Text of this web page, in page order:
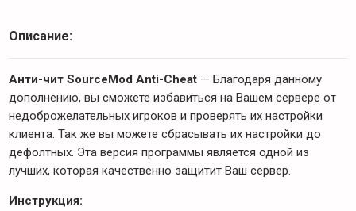
Описание:
Анти-чит SourceMod Anti-Cheat — Благодаря данному
дополнению, вы сможете избавиться на Вашем сервере от
недоброжелательных игроков и проверять их настройки
клиента. Так же вы можете сбрасывать их настройки до
дефолтных. Эта версия программы является одной из
лучших, которая качественно защитит Ваш сервер.
Инструкция: